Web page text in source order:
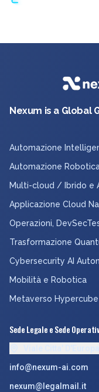
Nexum is a Global
Automazione
Automazione
Multi-cloud / Ibrido e
Applicazione Cloud
Operazioni,
Trasformazione
Cybersecurity AI
Mobilità e Robotica
Metaverso Hypercube
Sede Legale e Sede
info@nexum-ai.com
nexum@legalmail.it